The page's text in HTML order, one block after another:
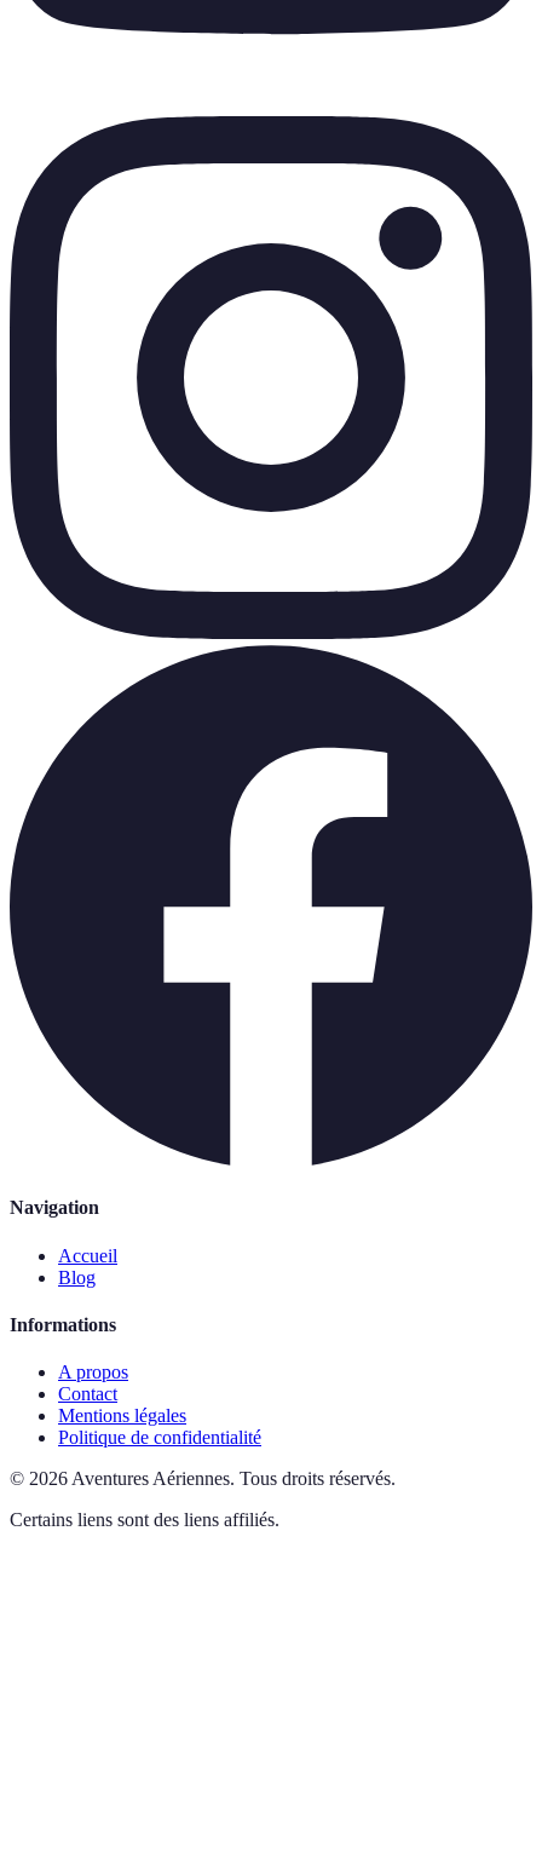
Navigation
Accueil
Blog
Informations
A propos
Contact
Mentions légales
Politique de confidentialité
© 2026 Aventures Aériennes. Tous droits réservés.
Certains liens sont des liens affiliés.